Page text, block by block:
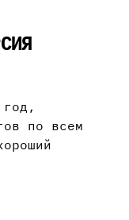
по всем